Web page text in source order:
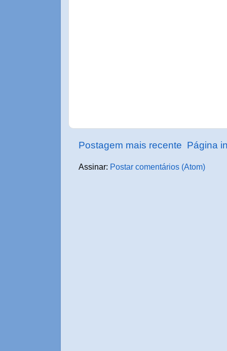
Postagem mais recente Página
Assinar: Postar comentários (Atom)